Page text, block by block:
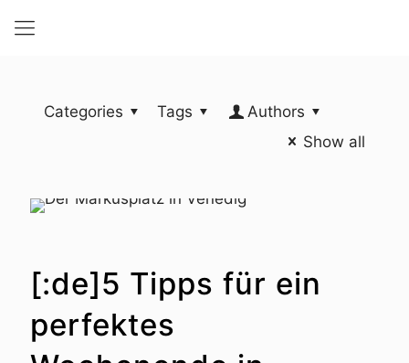
Categories Tags
Authors
Show all
[:de]5 Tipps für ein
perfektes